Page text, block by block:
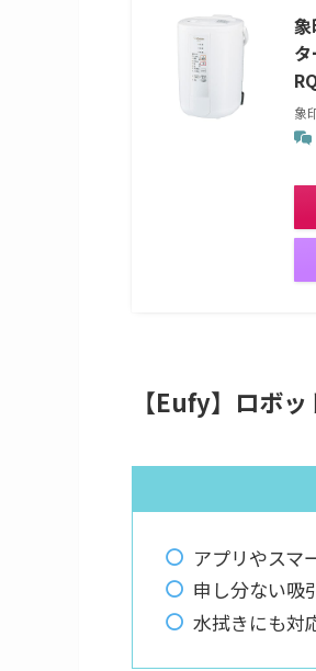
象
【Eufy】ロボ
アプリやスマ
申し分ない吸
水拭きにも対